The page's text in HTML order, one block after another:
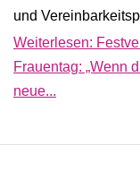
und
Weiterlesen:
Frauentag: „Wenn
neue...